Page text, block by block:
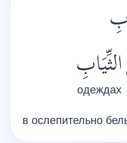
الثِّيَابِ
одеждах
в ослепительно